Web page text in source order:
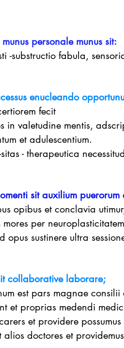
personale munus sit:
-substructio fabula,
enucleando
fecit
in valetudine mentis,
et adulescentium.
- therapeutica
sit auxilium
opibus et conclavia
per
opus sustinere ultra
collaborative laborare;
est pars magnae
et proprias medendi
et providere
doctores et